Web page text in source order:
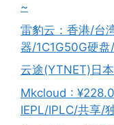
~
雷豹云：香港/台
器/1C1G50G硬
云途(YTNET)日
Mkcloud :
IEPL/IPLC/共享/